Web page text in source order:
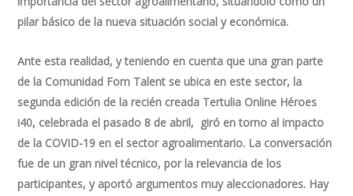
pilar básico de la nueva situación social y económica.
Ante esta realidad, y teniendo en cuenta que una gran parte
de la Comunidad Fom Talent se ubica en este sector, la
segunda edición de la recién creada Tertulia Online Héroes
i40, celebrada el pasado 8 de abril, giró en torno al impacto
de la COVID-19 en el sector agroalimentario. La conversación
fue de un gran nivel técnico, por la relevancia de los
participantes, y aportó argumentos muy aleccionadores. Hay